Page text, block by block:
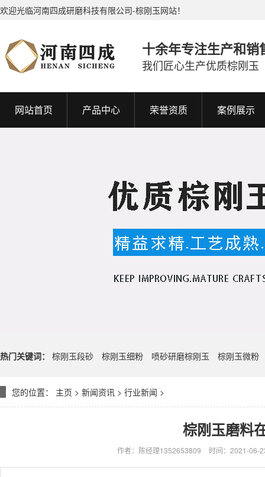
欢迎光临河南四成研磨科技有限公司-棕刚玉网站！
十余年专注生产和销
我们匠心生产优质棕刚玉
网站首页 产品中心 荣誉资质 案例展示
热门关键词： 棕刚玉段砂 棕刚玉细粉 喷砂研磨棕刚玉 棕刚玉微粉
您的位置： 主页 > 新闻资讯 > 行业新闻 >
棕刚玉磨料
作者：陈经理1352653809 时间：2021-06-